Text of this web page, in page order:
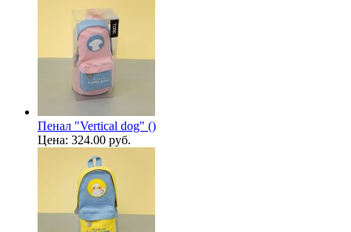
Пенал "Vertical dog" ()
Цена: 324.00 руб.